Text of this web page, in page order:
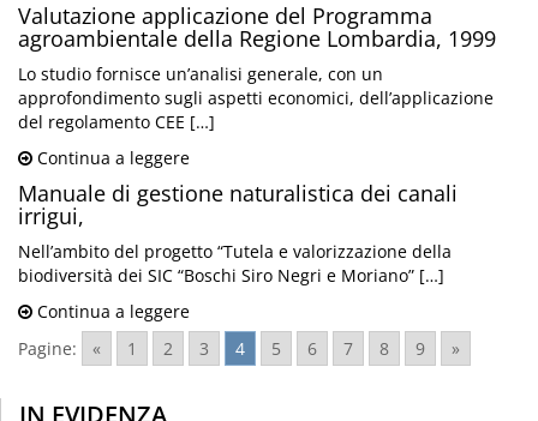
Valutazione applicazione del Programma
agroambientale della Regione Lombardia, 1999
Lo studio fornisce un’analisi generale, con un
approfondimento sugli aspetti economici, dell’applicazione
del regolamento CEE […]
Continua a leggere
Manuale di gestione naturalistica dei canali
irrigui,
Nell’ambito del progetto “Tutela e valorizzazione della
biodiversità dei SIC “Boschi Siro Negri e Moriano” […]
Continua a leggere
Pagine:
« 1 2 3 4 5 6 7 8 9 »